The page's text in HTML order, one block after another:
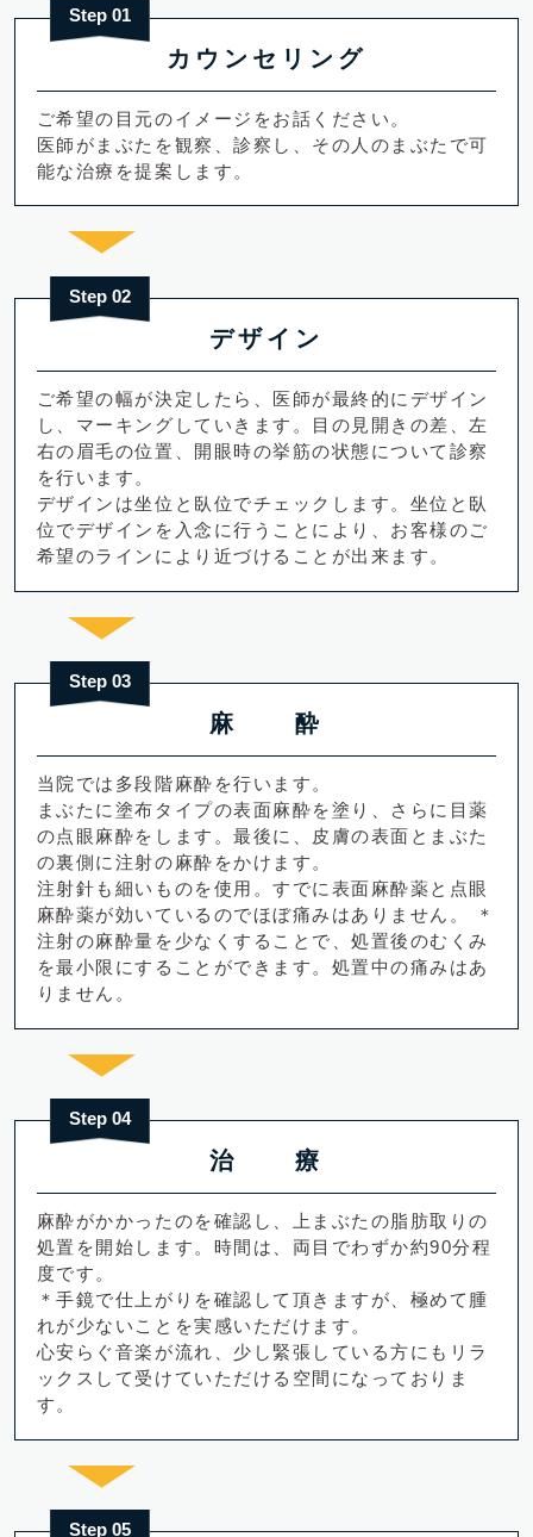
Step 01
カウンセリング
ご希望の目元のイメージをお話ください。
医師がまぶたを観察、診察し、その人のまぶたで可
能な治療を提案します。
Step 02
デザイン
ご希望の幅が決定したら、医師が最終的にデザイン
し、マーキングしていきます。目の見開きの差、左
右の眉毛の位置、開眼時の挙筋の状態について診察
を行います。
デザインは坐位と臥位でチェックします。坐位と臥
位でデザインを入念に行うことにより、お客様のご
希望のラインにより近づけることが出来ます。
Step 03
麻 酔
当院では多段階麻酔を行います。
まぶたに塗布タイプの表面麻酔を塗り、さらに目薬
の点眼麻酔をします。最後に、皮膚の表面とまぶた
の裏側に注射の麻酔をかけます。
注射針も細いものを使用。すでに表面麻酔薬と点眼
麻酔薬が効いているのでほぼ痛みはありません。 ＊
注射の麻酔量を少なくすることで、処置後のむくみ
を最小限にすることができます。処置中の痛みはあ
りません。
Step 04
治 療
麻酔がかかったのを確認し、上まぶたの脂肪取りの
処置を開始します。時間は、両目でわずか約90分程
度です。
＊手鏡で仕上がりを確認して頂きますが、極めて腫
れが少ないことを実感いただけます。
心安らぐ音楽が流れ、少し緊張している方にもリラ
ックスして受けていただける空間になっておりま
す。
Step 05